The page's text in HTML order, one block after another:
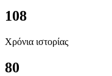
108
Χρόνια ιστορίας
80